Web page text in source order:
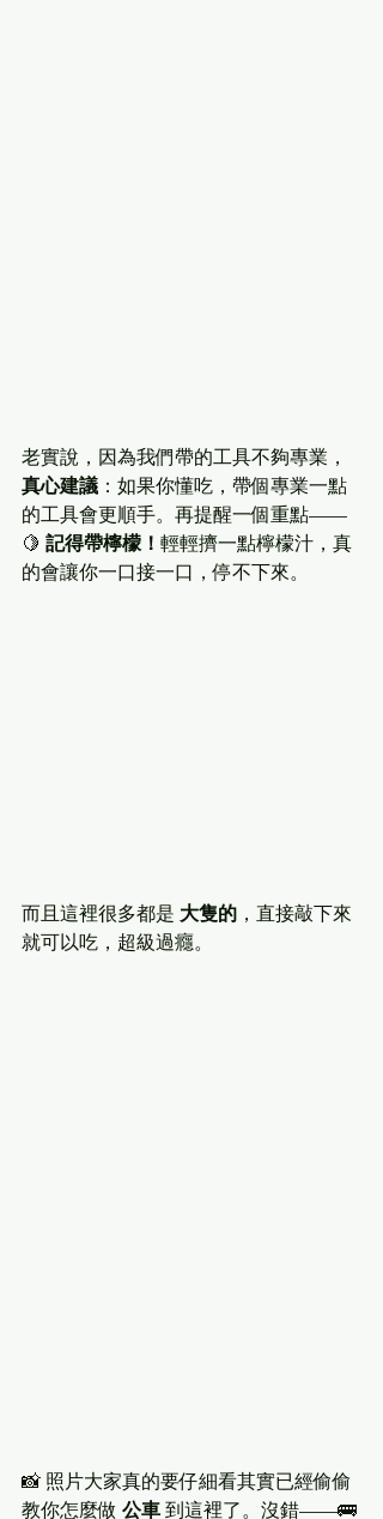
老實說，因為我們帶的工具不夠專業，
真心建議 ：如果你懂吃，帶個專業一點
的工具會更順手。再提醒一個重點——
🍋 記得帶檸檬！ 輕輕擠一點檸檬汁，真
的會讓你一口接一口，停不下來。
而且這裡很多都是 大隻的 ，直接敲下來
就可以吃，超級過癮。
📸 照片大家真的要仔細看其實已經偷偷
教你怎麼做 公車 到這裡了。沒錯——🚌